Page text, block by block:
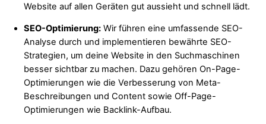
Website auf allen Geräten gut aussieht und schnell lädt.
SEO-Optimierung: Wir führen eine umfassende SEO-
Analyse durch und implementieren bewährte SEO-
Strategien, um deine Website in den Suchmaschinen
besser sichtbar zu machen. Dazu gehören On-Page-
Optimierungen wie die Verbesserung von Meta-
Beschreibungen und Content sowie Off-Page-
Optimierungen wie Backlink-Aufbau.